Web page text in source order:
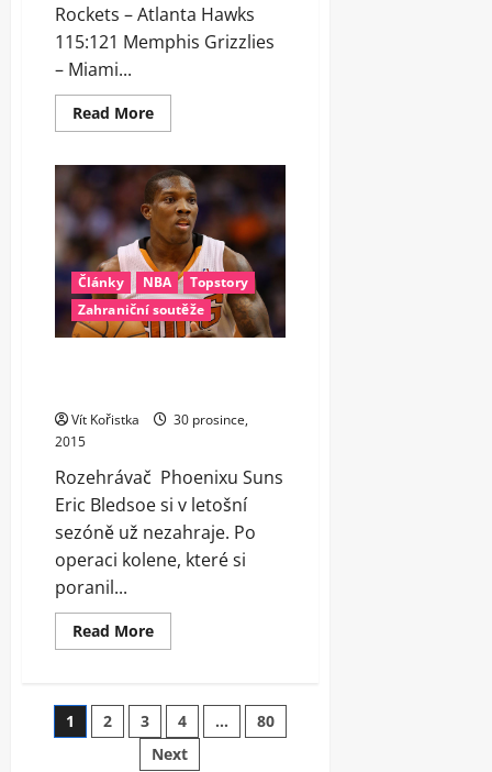
Rockets – Atlanta Hawks
115:121 Memphis Grizzlies
– Miami...
Read MoreRead
more
NBA
30.
12.
2015
Články NBA
Topstory
Zahraniční soutěže
Vít Kořistka
30 prosince,
2015
Rozehrávač Phoenixu Suns
Eric Bledsoe si v letošní
sezóně už nezahraje. Po
operaci kolene, které si
poranil...
Read MoreRead
more
operaci
kolene.
Do
sezóny
Stránkování
1 2 3 4 …
80
Next